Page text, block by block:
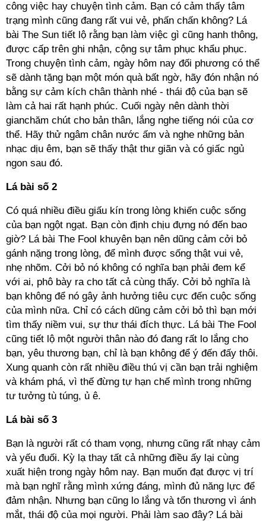
công việc hay chuyện tình cảm. Bạn có cảm thấy tâm
trạng mình cũng đang rất vui vẻ, phấn chấn không? Lá
bài The Sun tiết lộ rằng bạn làm việc gì cũng hanh thông,
được cấp trên ghi nhận, cộng sự tâm phục khẩu phục.
Trong chuyện tình cảm, ngày hôm nay đối phương có thể
sẽ dành tặng bạn một món quà bất ngờ, hãy đón nhận nó
bằng sự cảm kích chân thành nhé - thái độ của bạn sẽ
làm cả hai rất hạnh phúc. Cuối ngày nên dành thời
gianchăm chút cho bản thân, lắng nghe tiếng nói của cơ
thể. Hãy thử ngâm chân nước ấm và nghe những bản
nhạc dịu êm, bạn sẽ thấy thật thư giãn và có giấc ngủ
ngon sau đó.
Lá bài số 2
Có quá nhiều điều giấu kín trong lòng khiến cuộc sống
của bạn ngột ngạt. Bạn còn định chịu đựng nó đến bao
giờ? Lá bài The Fool khuyên bạn nên dũng cảm cởi bỏ
gánh nặng trong lòng, để mình được sống thật vui vẻ,
nhẹ nhõm. Cởi bỏ nó không có nghĩa bạn phải đem kể
với ai, phô bày ra cho tất cả cùng thấy. Cởi bỏ nghĩa là
bạn không để nó gây ảnh hưởng tiêu cực đến cuộc sống
của mình nữa. Chỉ có cách dũng cảm cởi bỏ thì bạn mới
tìm thấy niềm vui, sự thư thái đích thực. Lá bài The Fool
cũng tiết lộ một người thân nào đó đang rất lo lắng cho
bạn, yêu thương bạn, chỉ là bạn không để ý đến đấy thôi.
Xung quanh còn rất nhiều điều thú vị cần bạn trải nghiệm
và khám phá, vì thế đừng tự hạn chế mình trong những
tư tưởng tù túng, ủ ê.
Lá bài số 3
Bạn là người rất có tham vọng, nhưng cũng rất nhạy cảm
và yếu đuối. Kỳ lạ thay tất cả những điều ấy lại cùng
xuất hiện trong ngày hôm nay. Bạn muốn đạt được vị trí
mà bạn nghĩ rằng mình xứng đáng, mình đủ năng lực để
đảm nhận. Nhưng bạn cũng lo lắng và tổn thương vì ánh
mắt, thái độ của mọi người. Phải làm sao đây? Lá bài